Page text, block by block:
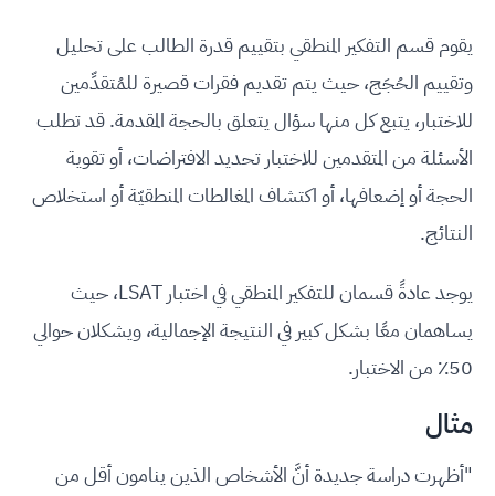
يقوم قسم التفكير المنطقي بتقييم قدرة الطالب على تحليل
وتقييم الحُجَج، حيث يتم تقديم فقرات قصيرة للمُتقدِّمين
للاختبار، يتبع كل منها سؤال يتعلق بالحجة المقدمة. قد تطلب
الأسئلة من المتقدمين للاختبار تحديد الافتراضات، أو تقوية
الحجة أو إضعافها، أو اكتشاف المغالطات المنطقيّة أو استخلاص
النتائج.
يوجد عادةً قسمان للتفكير المنطقي في اختبار LSAT، حيث
يساهمان معًا بشكل كبير في النتيجة الإجمالية، ويشكلان حوالي
50٪ من الاختبار.
مثال
"أظهرت دراسة جديدة أنَّ الأشخاص الذين ينامون أقل من